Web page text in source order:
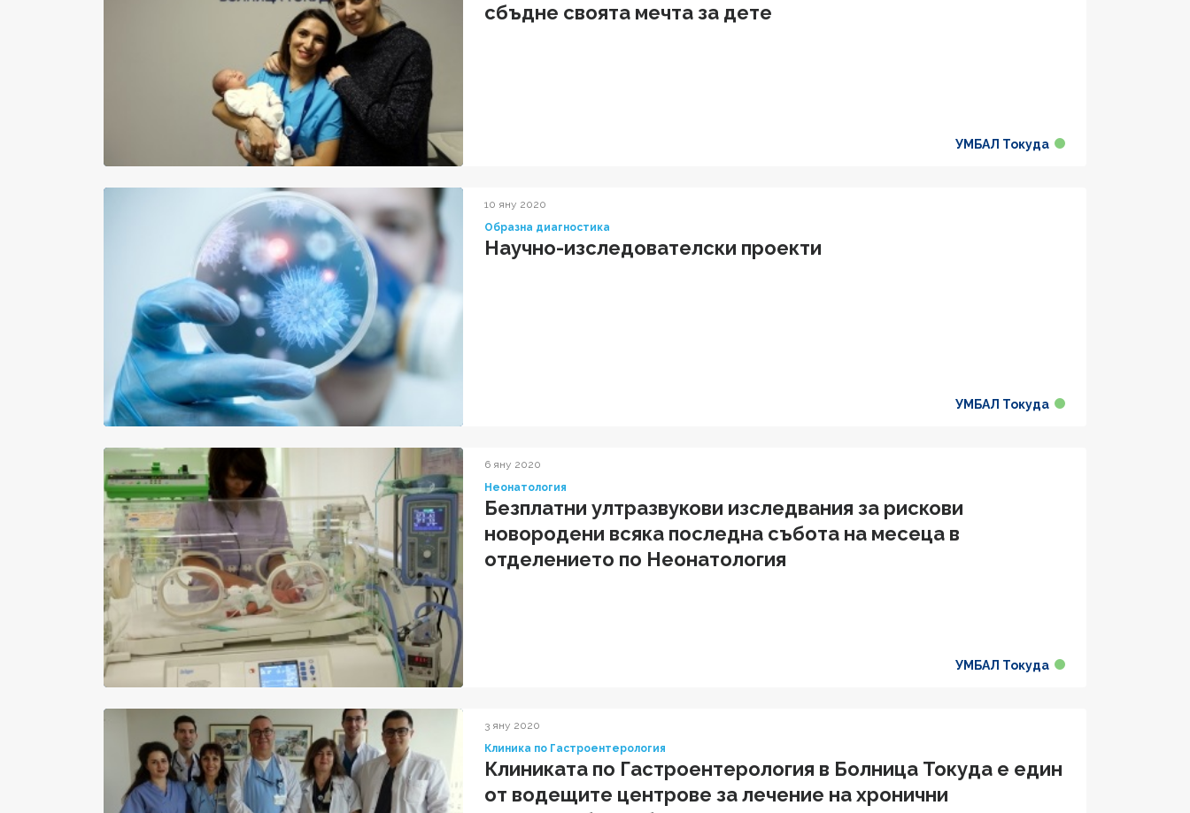
сбъдне своята мечта за дете
УМБАЛ Токуда
10 яну 2020
Образна диагностика
Научно-изследователски проекти
УМБАЛ Токуда
6 яну 2020
Неонатология
Безплатни ултразвукови изследвания за рискови
новородени всяка последна събота на месеца в
отделението по Неонатология
УМБАЛ Токуда
3 яну 2020
Клиника по Гастроентерология
Клиниката по Гастроентерология в Болница Токуда е един
от водещите центрове за лечение на хронични